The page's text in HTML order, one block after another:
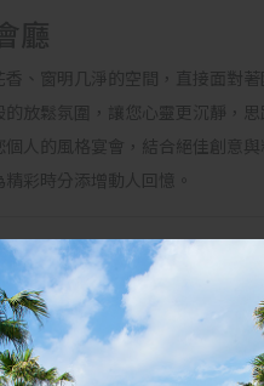
廳
香、窗明几淨的空間，直接面對
的放鬆氛圍，讓您心靈更沉靜，思
個人的風格宴會，結合絕佳創意
彩時分添增動人回憶。
主樓2F
全年開放 08:00~22:00
03-8129168#3703